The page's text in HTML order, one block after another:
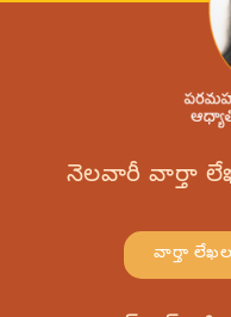
నెలవారీ వార్తా
వార్తా